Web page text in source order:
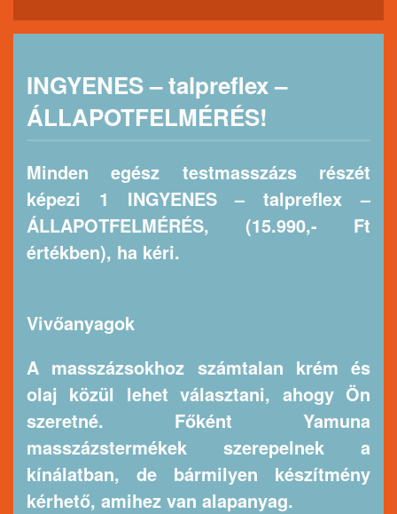
INGYENES – talpreflex –
ÁLLAPOTFELMÉRÉS!
Minden egész testmasszázs részét
képezi 1 INGYENES – talpreflex –
ÁLLAPOTFELMÉRÉS, (15.990,- Ft
értékben), ha kéri.
Vivőanyagok
A masszázsokhoz számtalan krém és
olaj közül lehet választani, ahogy Ön
szeretné. Főként Yamuna
masszázstermékek szerepelnek a
kínálatban, de bármilyen készítmény
kérhető, amihez van alapanyag.